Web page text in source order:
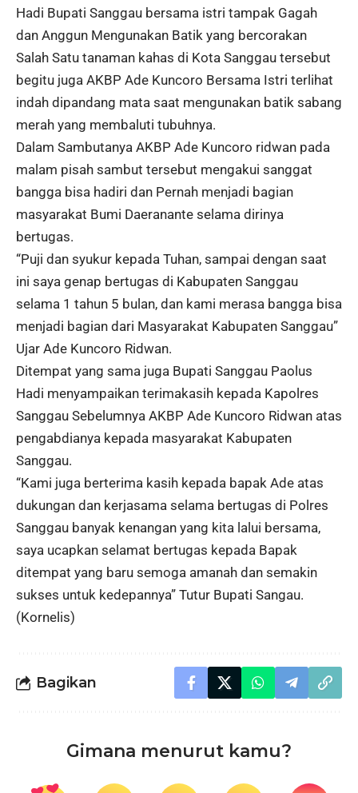
Hadi Bupati Sanggau bersama istri tampak Gagah
dan Anggun Mengunakan Batik yang bercorakan
Salah Satu tanaman kahas di Kota Sanggau tersebut
begitu juga AKBP Ade Kuncoro Bersama Istri terlihat
indah dipandang mata saat mengunakan batik sabang
merah yang membaluti tubuhnya.
Dalam Sambutanya AKBP Ade Kuncoro ridwan pada
malam pisah sambut tersebut mengakui sanggat
bangga bisa hadiri dan Pernah menjadi bagian
masyarakat Bumi Daeranante selama dirinya
bertugas.
“Puji dan syukur kepada Tuhan, sampai dengan saat
ini saya genap bertugas di Kabupaten Sanggau
selama 1 tahun 5 bulan, dan kami merasa bangga bisa
menjadi bagian dari Masyarakat Kabupaten Sanggau”
Ujar Ade Kuncoro Ridwan.
Ditempat yang sama juga Bupati Sanggau Paolus
Hadi menyampaikan terimakasih kepada Kapolres
Sanggau Sebelumnya AKBP Ade Kuncoro Ridwan atas
pengabdianya kepada masyarakat Kabupaten
Sanggau.
“Kami juga berterima kasih kepada bapak Ade atas
dukungan dan kerjasama selama bertugas di Polres
Sanggau banyak kenangan yang kita lalui bersama,
saya ucapkan selamat bertugas kepada Bapak
ditempat yang baru semoga amanah dan semakin
sukses untuk kedepannya” Tutur Bupati Sangau.
(Kornelis)
Bagikan
Gimana menurut kamu?